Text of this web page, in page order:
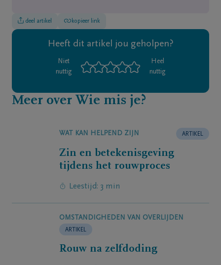
deel artikel kopieer link
Heeft dit artikel jou geholpen?
Niet
nuttig
Heel
nuttig
Meer over Wie mis je?
WAT KAN HELPEND ZIJN ARTIKEL
Zin en betekenisgeving
tijdens het rouwproces
Leestijd: 3 min
OMSTANDIGHEDEN VAN OVERLIJDEN
ARTIKEL
Rouw na zelfdoding